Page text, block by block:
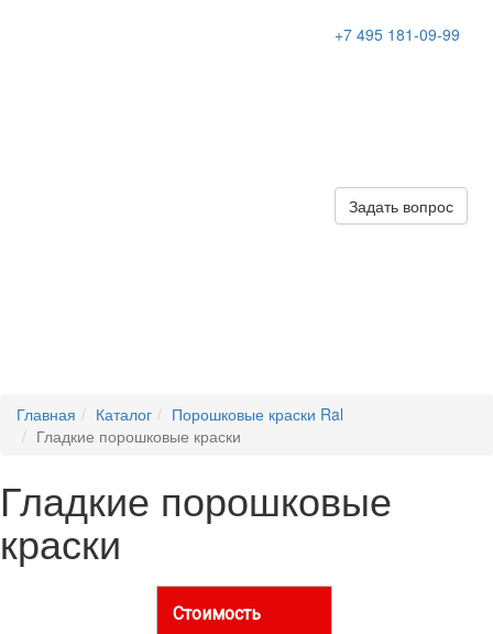
+7 495 181-09-99
Задать вопрос
Главная Каталог
Порошковые краски Ral
Гладкие порошковые краски
Гладкие порошковые
краски
Стоимость